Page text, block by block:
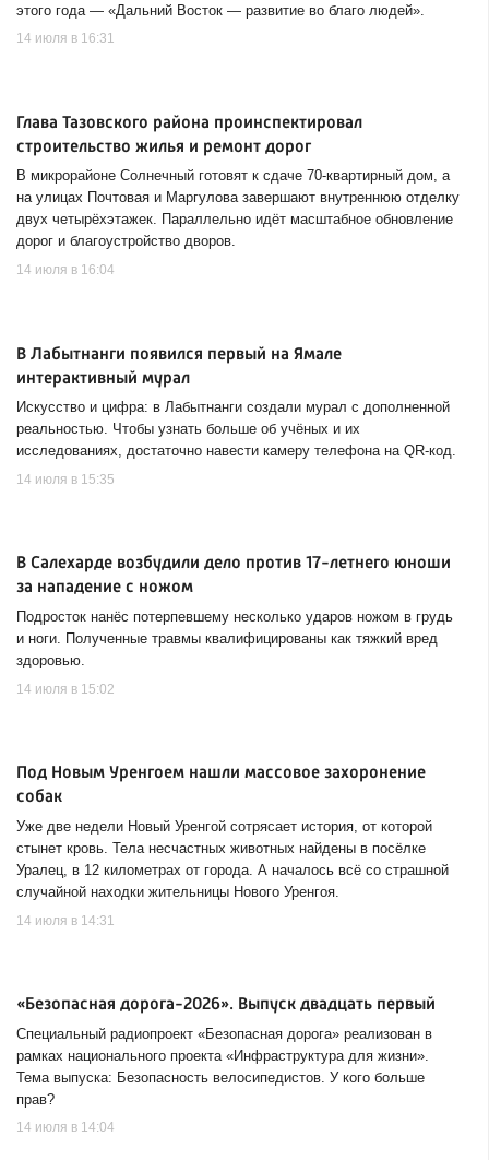
этого года — «Дальний Восток — развитие во благо людей».
14 июля в 16:31
Глава Тазовского района проинспектировал
строительство жилья и ремонт дорог
В микрорайоне Солнечный готовят к сдаче 70-квартирный дом, а
на улицах Почтовая и Маргулова завершают внутреннюю отделку
двух четырёхэтажек. Параллельно идёт масштабное обновление
дорог и благоустройство дворов.
14 июля в 16:04
В Лабытнанги появился первый на Ямале
интерактивный мурал
Искусство и цифра: в Лабытнанги создали мурал с дополненной
реальностью. Чтобы узнать больше об учёных и их
исследованиях, достаточно навести камеру телефона на QR-код.
14 июля в 15:35
В Салехарде возбудили дело против 17-летнего юноши
за нападение с ножом
Подросток нанёс потерпевшему несколько ударов ножом в грудь
и ноги. Полученные травмы квалифицированы как тяжкий вред
здоровью.
14 июля в 15:02
Под Новым Уренгоем нашли массовое захоронение
собак
Уже две недели Новый Уренгой сотрясает история, от которой
стынет кровь. Тела несчастных животных найдены в посёлке
Уралец, в 12 километрах от города. А началось всё со страшной
случайной находки жительницы Нового Уренгоя.
14 июля в 14:31
«Безопасная дорога-2026». Выпуск двадцать первый
Специальный радиопроект «Безопасная дорога» реализован в
рамках национального проекта «Инфраструктура для жизни».
Тема выпуска: Безопасность велосипедистов. У кого больше
прав?
14 июля в 14:04